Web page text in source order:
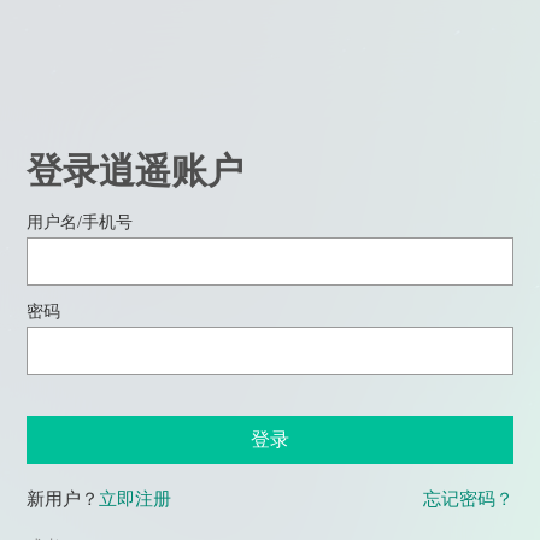
登录逍遥账户
用户名/手机号
密码
登录
新用户？ 立即注册 忘记密码？